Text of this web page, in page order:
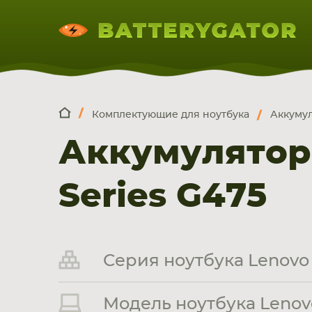
НОУТБУКА
ПЛАНШЕТА
СМАРТФОНА
Комплектующие для ноутбука
Series G475
Серия ноутбука Lenovo
Модель ноутбука